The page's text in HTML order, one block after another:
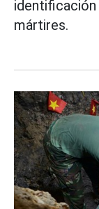
identificación
mártires.